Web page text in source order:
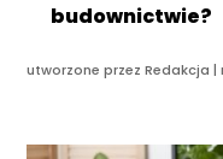
budownictwie?
utworzone przezRedakcja |